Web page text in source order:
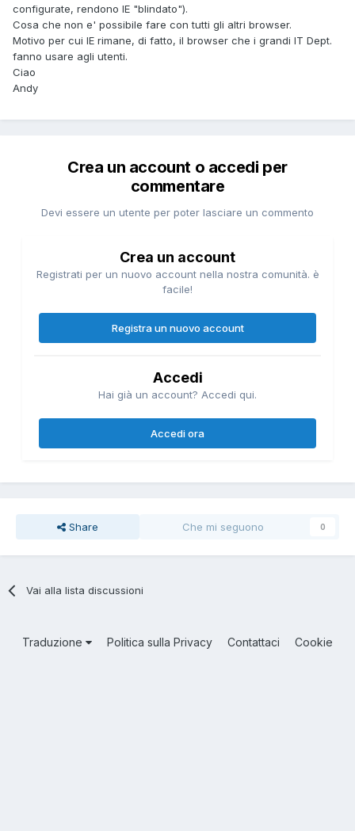
configurate, rendono IE "blindato").
Cosa che non e' possibile fare con tutti gli altri browser.
Motivo per cui IE rimane, di fatto, il browser che i grandi IT Dept.
fanno usare agli utenti.
Ciao
Andy
Crea un account o accedi per
commentare
Devi essere un utente per poter lasciare un commento
Crea un account
Registrati per un nuovo account nella nostra comunità. è
facile!
Registra un nuovo account
Accedi
Hai già un account? Accedi qui.
Accedi ora
Share Che mi seguono 0
Vai alla lista discussioni
Traduzione Politica sulla Privacy Contattaci Cookie